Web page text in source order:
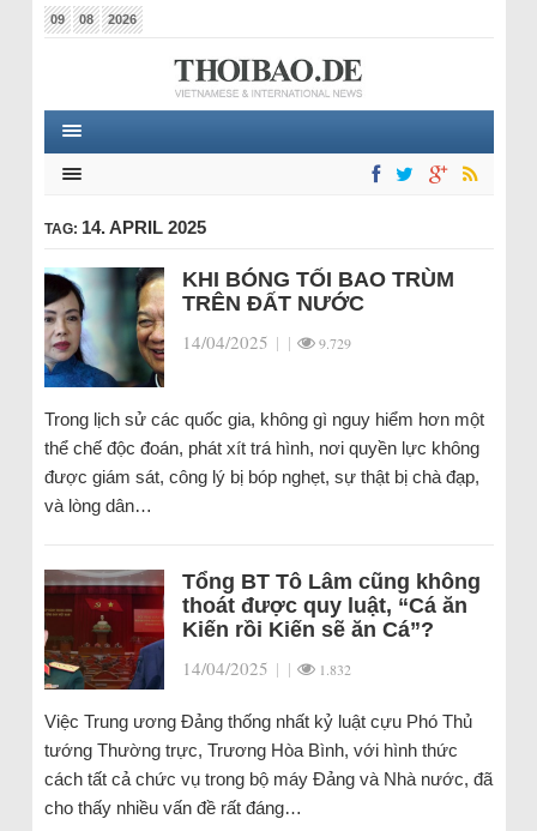
09 08 2026
TAG: 14. APRIL 2025
KHI BÓNG TỐI BAO TRÙM
TRÊN ĐẤT NƯỚC
14/04/2025 | | 9.729
Trong lịch sử các quốc gia, không gì nguy hiểm hơn một
thể chế độc đoán, phát xít trá hình, nơi quyền lực không
được giám sát, công lý bị bóp nghẹt, sự thật bị chà đạp,
và lòng dân…
Tổng BT Tô Lâm cũng không
thoát được quy luật, “Cá ăn
Kiến rồi Kiến sẽ ăn Cá”?
14/04/2025 | | 1.832
Việc Trung ương Đảng thống nhất kỷ luật cựu Phó Thủ
tướng Thường trực, Trương Hòa Bình, với hình thức
cách tất cả chức vụ trong bộ máy Đảng và Nhà nước, đã
cho thấy nhiều vấn đề rất đáng…